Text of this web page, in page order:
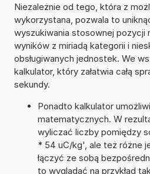
Niezależnie od tego, która z
wykorzystana, pozwala to
wyszukiwania stosownej pozycji
wyników z miriadą kategorii i
obsługiwanych jednostek. We
kalkulator, który załatwia całą
sekundy.
Ponadto kalkulator
matematycznych. W
wyliczać liczby pomiędzy
* 54 uC/kg', ale też różne
łączyć ze sobą
to wyglądać na przykład